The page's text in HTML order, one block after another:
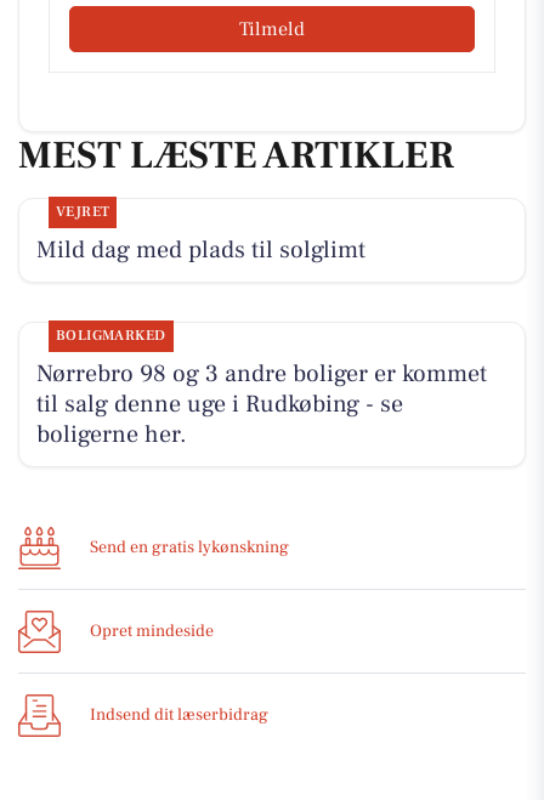
Tilmeld
MEST LÆSTE ARTIKLER
VEJRET
Mild dag med plads til solglimt
BOLIGMARKED
Nørrebro 98 og 3 andre boliger er kommet
til salg denne uge i Rudkøbing - se
boligerne her.
Send en gratis lykønskning
Opret mindeside
Indsend dit læserbidrag